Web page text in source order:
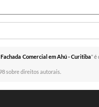
Comercial em Ahú - Curitiba" é
sobre direitos autorais